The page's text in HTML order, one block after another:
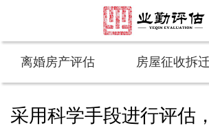
离婚房产评估 房屋征收拆
采用科学手段进行评估